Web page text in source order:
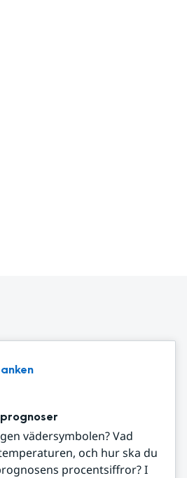
vädersymbolen? Vad
och hur ska du
procentsiffror? I